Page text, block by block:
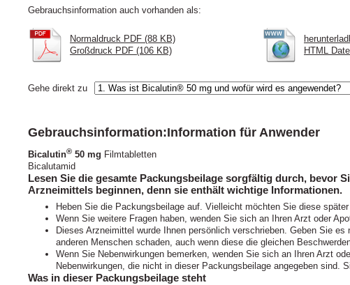
Gebrauchsinformation auch vorhanden als:
Normaldruck PDF (88 KB)
Großdruck PDF (106 KB)
HTML
Gehe direkt zu
Gebrauchsinformation:Information für Anwender
Bicalutin® 50 mg Filmtabletten
Bicalutamid
Lesen Sie die gesamte Packungsbeilage sorgfältig durch, bevor
Arzneimittels beginnen, denn sie enthält wichtige Informationen.
Heben Sie die Packungsbeilage auf. Vielleicht möchten Sie diese
Wenn Sie weitere Fragen haben, wenden Sie sich an Ihren Arzt oder
Dieses Arzneimittel wurde Ihnen persönlich verschrieben. Geben Sie
anderen Menschen schaden, auch wenn diese die gleichen
Wenn Sie Nebenwirkungen bemerken, wenden Sie sich an Ihren Arzt
Nebenwirkungen, die nicht in dieser Packungsbeilage angegeben sind.
Was in dieser Packungsbeilage steht